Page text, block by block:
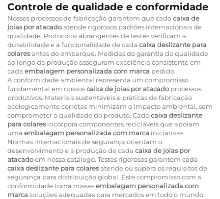
Controle de qualidade e conformidade
Nossos processos de fabricação garantem que cada caixa de
joias por atacadoatende rigorosos padrões internacionais de
qualidade. Protocolos abrangentes de testes verificam a
durabilidade e a funcionalidade de cada caixa deslizante para
colaresantes do embarque. Medidas de garantia da qualidade
ao longo da produção asseguram excelência consistente em
cada embalagem personalizada com marca pedido.
A conformidade ambiental representa um compromisso
fundamental em nossoscaixa de joias por atacado processos
produtivos. Materiais sustentáveis e práticas de fabricação
ecologicamente corretas minimizam o impacto ambiental, sem
comprometer a qualidade do produto. Cada caixa deslizante
para colaresincorpora componentes recicláveis que apoiam
uma embalagem personalizada com marca iniciativas.
Normas internacionais de segurança orientam o
desenvolvimento e a produção de cada caixa de joias por
atacadoem nosso catálogo. Testes rigorosos garantem cada
caixa deslizante para colaresatende ou supera os requisitos de
segurança para distribuição global. Este compromisso com a
conformidade torna nossasembalagem personalizada com
marca soluções adequadas para mercados em todo o mundo.